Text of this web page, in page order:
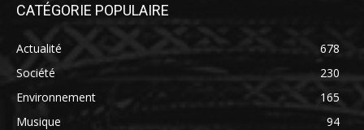
CATÉGORIE POPULAIRE
Actualité
678
Société
230
Environnement
165
Musique
94